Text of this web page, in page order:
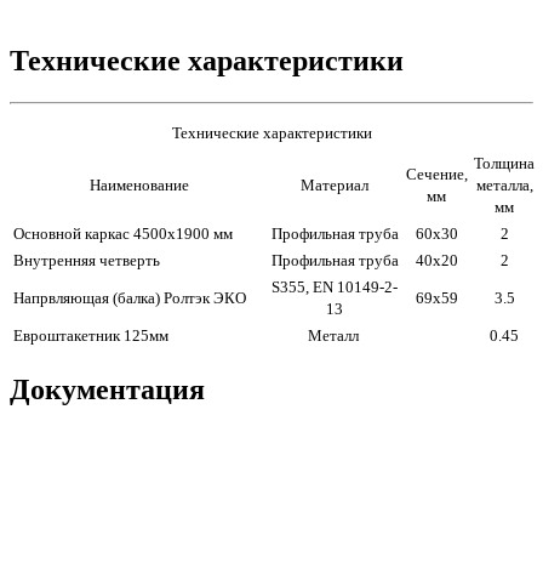
Технические характеристики
Технические характеристики
Наименование Материал
Сечение,
мм
Толщина
металла,
мм
Основной каркас 4500х1900 мм
Профильная труба 60х30
2
Внутренняя четверть
Профильная труба 40х20 2
Напрвляющая (балка) Ролтэк ЭКО
S355, EN 10149-2-
13
69х59 3.5
Евроштакетник 125мм Металл 0.45
Документация